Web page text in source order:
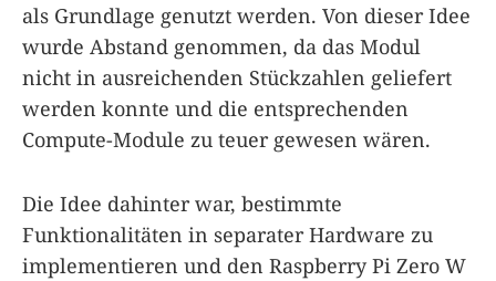
als Grundlage genutzt werden. Von dieser Idee
wurde Abstand genommen, da das Modul
nicht in ausreichenden Stückzahlen geliefert
werden konnte und die entsprechenden
Compute-Module zu teuer gewesen wären.
Die Idee dahinter war, bestimmte
Funktionalitäten in separater Hardware zu
implementieren und den Raspberry Pi Zero W